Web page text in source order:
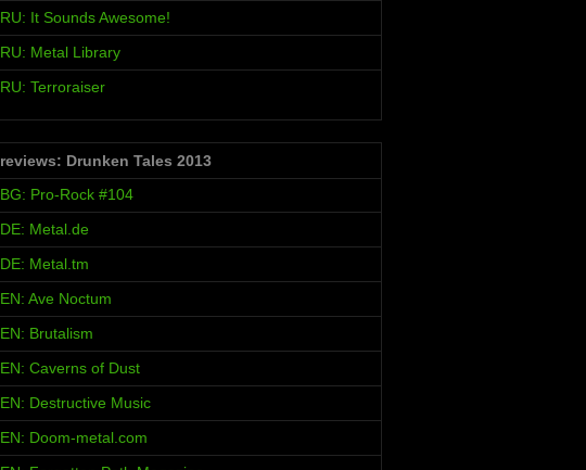
RU: It Sounds Awesome!
RU: Metal Library
RU: Terroraiser
reviews: Drunken Tales 2013
BG: Pro-Rock #104
DE: Metal.de
DE: Metal.tm
EN: Ave Noctum
EN: Brutalism
EN: Caverns of Dust
EN: Destructive Music
EN: Doom-metal.com